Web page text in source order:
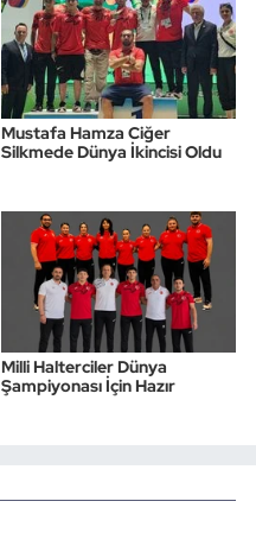
Mustafa Hamza Ciğer
Silkmede Dünya İkincisi Oldu
Milli Halterciler Dünya
Şampiyonası İçin Hazır